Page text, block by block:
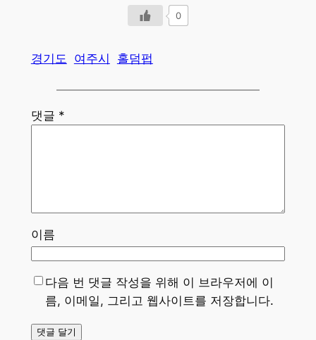
0
경기도 여주시 홀덤펍
댓글 *
이름
다음 번 댓글 작성을 위해 이 브라우저에 이
름, 이메일, 그리고 웹사이트를 저장합니다.